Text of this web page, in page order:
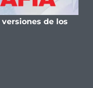
de los